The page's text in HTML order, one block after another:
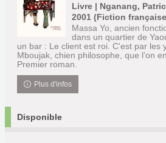
Livre | Nganang,
2001 (Fiction
Massa Yo, ancien
dans un quartier de
un bar : Le client est roi. C'est par les
Mboujak, chien philosophe, que l'on
Premier roman.
Plus d'infos
Disponible